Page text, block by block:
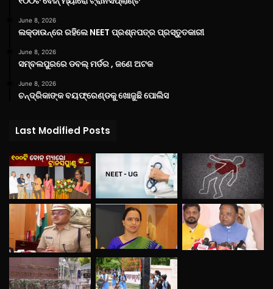
June 8, 2026
ଲକ୍‌ଡାଉନ୍‌ରେ ରହିଲେ NEET ପ୍ରଶ୍ନପତ୍ର ପ୍ରସ୍ତୁତକାରୀ
June 8, 2026
ସମ୍ବଲପୁରରେ ଡବଲ୍ ମର୍ଡର , ଜଣେ ଅଟକ
June 8, 2026
ଚନ୍ଦ୍ରିକାଙ୍କ ବୟଫ୍ରେଣ୍ଡକୁ ଖୋଜୁଛି ପୋଲିସ
Last Modified Posts